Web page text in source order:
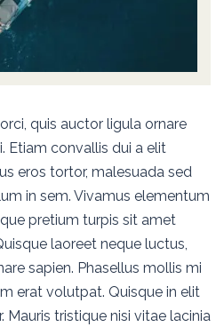
quis auctor ligula ornare
Etiam convallis dui a elit
eros tortor, malesuada sed
in sem. Vivamus elementum
pretium turpis sit amet
laoreet neque luctus,
sapien. Phasellus mollis mi
erat volutpat. Quisque in elit
Mauris tristique nisi vitae lacinia